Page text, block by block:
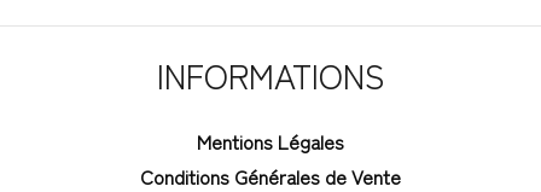
INFORMATIONS
Mentions Légales
Conditions Générales de Vente